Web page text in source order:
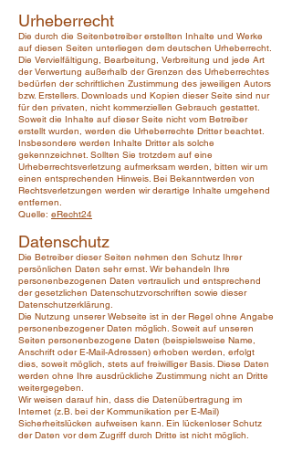
Urheberrecht
Die durch die Seitenbetreiber erstellten Inhalte und Werke
auf diesen Seiten unterliegen dem deutschen Urheberrecht.
Die Vervielfältigung, Bearbeitung, Verbreitung und jede Art
der Verwertung außerhalb der Grenzen des Urheberrechtes
bedürfen der schriftlichen Zustimmung des jeweiligen Autors
bzw. Erstellers. Downloads und Kopien dieser Seite sind nur
für den privaten, nicht kommerziellen Gebrauch gestattet.
Soweit die Inhalte auf dieser Seite nicht vom Betreiber
erstellt wurden, werden die Urheberrechte Dritter beachtet.
Insbesondere werden Inhalte Dritter als solche
gekennzeichnet. Sollten Sie trotzdem auf eine
Urheberrechtsverletzung aufmerksam werden, bitten wir um
einen entsprechenden Hinweis. Bei Bekanntwerden von
Rechtsverletzungen werden wir derartige Inhalte umgehend
entfernen.
Quelle: eRecht24
Datenschutz
Die Betreiber dieser Seiten nehmen den Schutz Ihrer
persönlichen Daten sehr ernst. Wir behandeln Ihre
personenbezogenen Daten vertraulich und entsprechend
der gesetzlichen Datenschutzvorschriften sowie dieser
Datenschutzerklärung.
Die Nutzung unserer Webseite ist in der Regel ohne Angabe
personenbezogener Daten möglich. Soweit auf unseren
Seiten personenbezogene Daten (beispielsweise Name,
Anschrift oder E-Mail-Adressen) erhoben werden, erfolgt
dies, soweit möglich, stets auf freiwilliger Basis. Diese Daten
werden ohne Ihre ausdrückliche Zustimmung nicht an Dritte
weitergegeben.
Wir weisen darauf hin, dass die Datenübertragung im
Internet (z.B. bei der Kommunikation per E-Mail)
Sicherheitslücken aufweisen kann. Ein lückenloser Schutz
der Daten vor dem Zugriff durch Dritte ist nicht möglich.